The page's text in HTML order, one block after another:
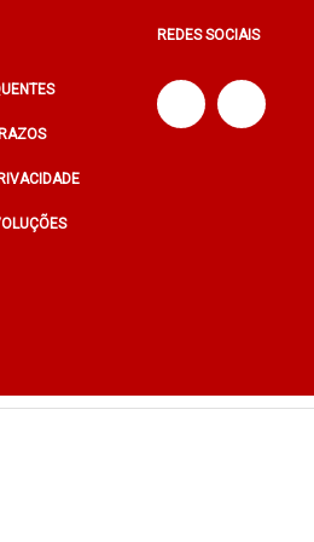
REDES SOCIAIS